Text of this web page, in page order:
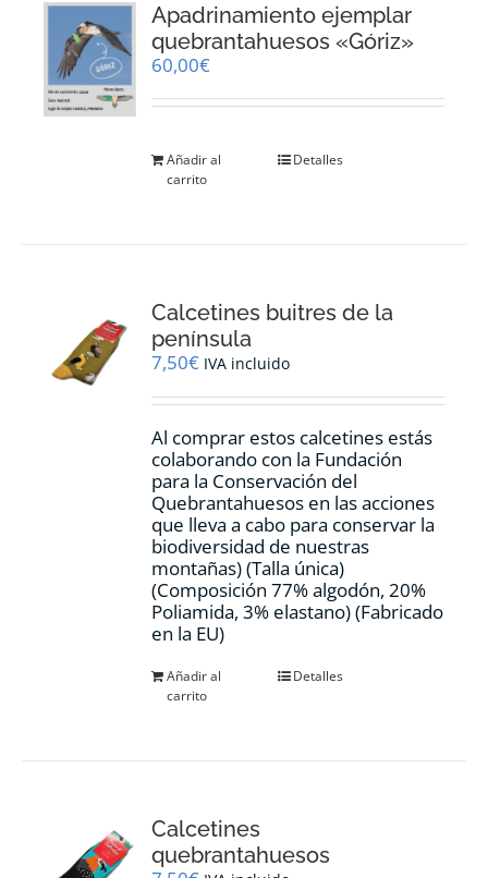
se
pueden
la
producto
Apadrinamiento ejemplar
quebrantahuesos «Góriz»
60,00€
Añadir al
carrito
Detalles
Calcetines buitres de la
península
7,50€ IVA incluido
Al comprar estos calcetines estás
colaborando con la Fundación
para la Conservación del
Quebrantahuesos en las acciones
que lleva a cabo para conservar la
biodiversidad de nuestras
montañas) (Talla única)
(Composición 77% algodón, 20%
Poliamida, 3% elastano) (Fabricado
en la EU)
Añadir al
carrito
Detalles
Calcetines
quebrantahuesos